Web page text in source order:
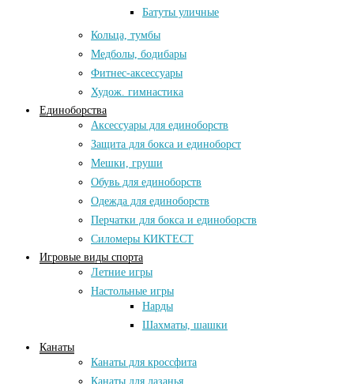
Батуты уличные
Кольца, тумбы
Медболы, бодибары
Фитнес-аксессуары
Худож. гимнастика
Единоборства
Аксессуары для единоборств
Защита для бокса и единоборст
Мешки, груши
Обувь для единоборств
Одежда для единоборств
Перчатки для бокса и единоборств
Силомеры КИКТЕСТ
Игровые виды спорта
Летние игры
Настольные игры
Нарды
Шахматы, шашки
Канаты
Канаты для кроссфита
Канаты для лазанья